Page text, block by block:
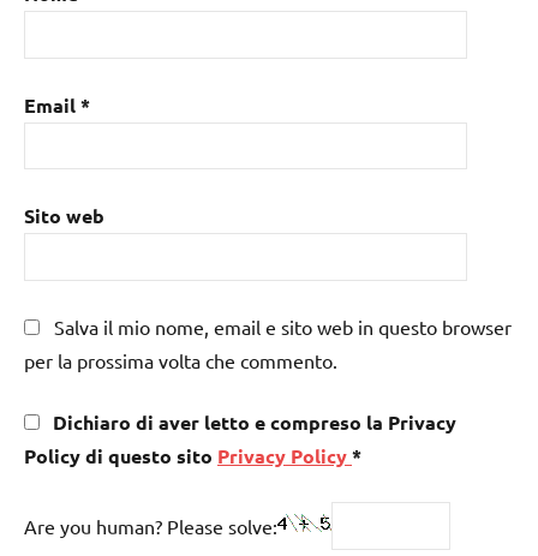
Email*
Sito web
Salva il mio nome, email e sito web in questo browser
per la prossima volta che commento.
Dichiaro di aver letto e compreso la Privacy
Policy di questo sito Privacy Policy*
Are you human? Please solve: